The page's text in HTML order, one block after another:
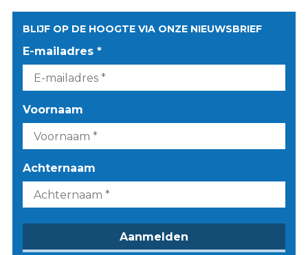
BLIJF OP DE HOOGTE VIA ONZE NIEUWSBRIEF
E-mailadres *
Voornaam
Achternaam